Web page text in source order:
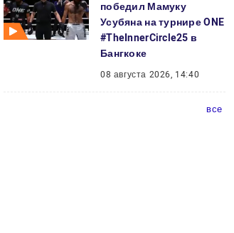
победил Мамуку
Усубяна на турнире ONE
#TheInnerCircle25 в
Бангкоке
08 августа 2026, 14:40
все